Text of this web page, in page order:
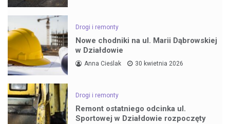
Drogi i remonty
Nowe chodniki na ul. Marii Dąbrowskiej
w Działdowie
Anna Cieślak 30 kwietnia 2026
Drogi i remonty
Remont ostatniego odcinka ul.
Sportowej w Działdowie rozpoczęty